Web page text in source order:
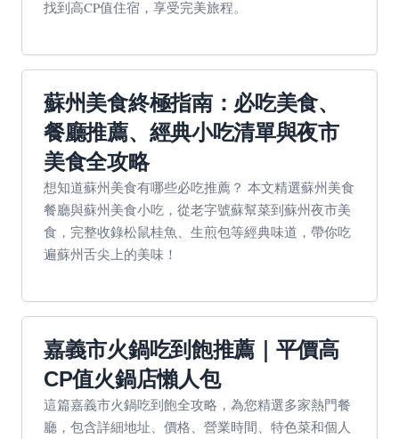
找到高CP值住宿，享受完美旅程。
蘇州美食終極指南：必吃美食、
餐廳推薦、經典小吃清單與夜市
美食全攻略
想知道蘇州美食有哪些必吃推薦？ 本文精選蘇州美食
餐廳與蘇州美食小吃，從老字號蘇幫菜到蘇州夜市美
食，完整收錄松鼠桂魚、生煎包等經典味道，帶你吃
遍蘇州舌尖上的美味！
嘉義市火鍋吃到飽推薦｜平價高
CP值火鍋店懶人包
這篇嘉義市火鍋吃到飽全攻略，為您精選多家熱門餐
廳，包含詳細地址、價格、營業時間、特色菜和個人